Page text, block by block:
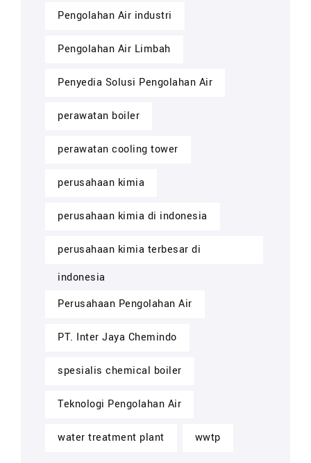
Pengolahan Air industri
Pengolahan Air Limbah
Penyedia Solusi Pengolahan Air
perawatan boiler
perawatan cooling tower
perusahaan kimia
perusahaan kimia di indonesia
perusahaan kimia terbesar di
indonesia
Perusahaan Pengolahan Air
PT. Inter Jaya Chemindo
spesialis chemical boiler
Teknologi Pengolahan Air
water treatment plant wwtp